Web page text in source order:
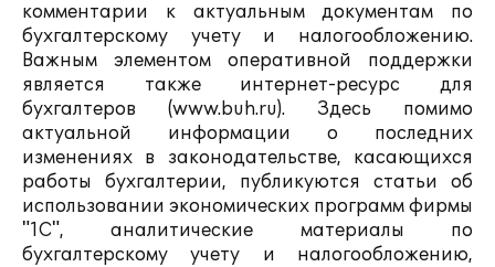
комментарии к актуальным документам по
бухгалтерскому учету и налогообложению.
Важным элементом оперативной поддержки
является также интернет-ресурс для
бухгалтеров (www.buh.ru). Здесь помимо
актуальной информации о последних
изменениях в законодательстве, касающихся
работы бухгалтерии, публикуются статьи об
использовании экономических программ фирмы
"1С", аналитические материалы по
бухгалтерскому учету и налогообложению,